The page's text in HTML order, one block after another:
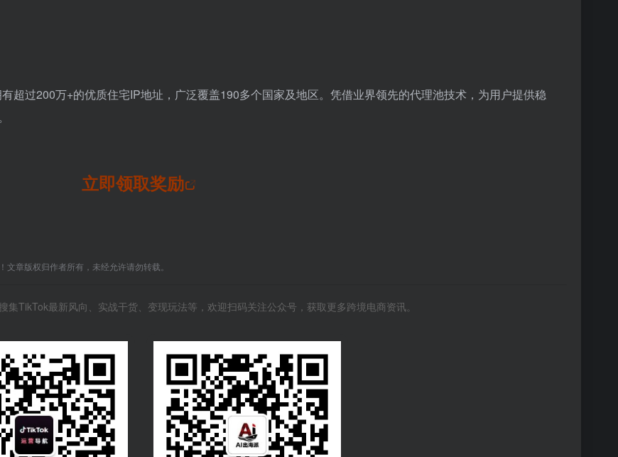
超过200万+的优质住宅IP地址，广泛覆盖190多个国家及地区。凭借业界领先的代理池技术，为用户提供稳
立即领取奖励
章版权归作者所有，未经允许请勿转载。
集TikTok最新风向、实战干货、变现玩法等，欢迎扫码关注公众号，获取更多跨境电商资讯。